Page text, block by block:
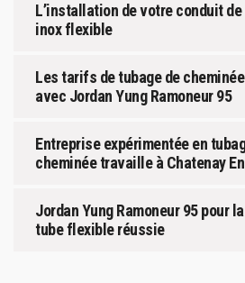
L’installation de votre conduit
inox flexible
Les tarifs de tubage de
avec Jordan Yung Ramoneur 95
Entreprise expérimentée en
cheminée travaille à Chatenay
Jordan Yung Ramoneur 95 pour
tube flexible réussie